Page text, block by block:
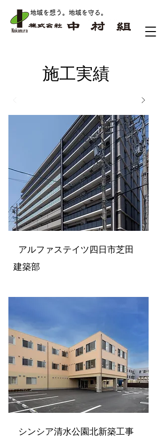
地域を想う。地域を守る 。
​施工実績
アルファステイツ四日市芝田
建築部
シンシア清水公園北新築工事